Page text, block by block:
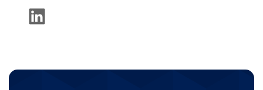
LinkedIn